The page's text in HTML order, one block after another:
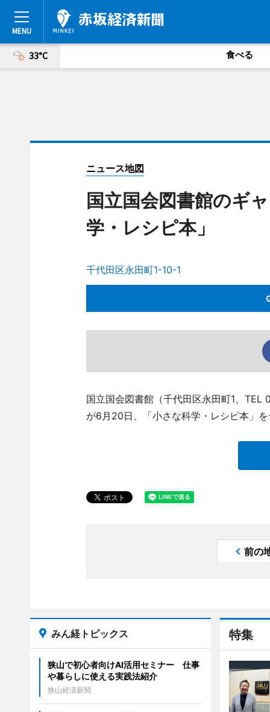
33°C 食べる
ニュース地図
国立国会図書館のギ
学・レシピ本」
千代田区永田町1-10-1
国立国会図書館（千代田区永田町1、
が6月20日、「小さな科学・レシピ本」
前の
特集
みん経トピックス
狭山で初心者向けAI活用セミナー 仕事
や暮らしに使える実践法紹介
狭山経済新聞